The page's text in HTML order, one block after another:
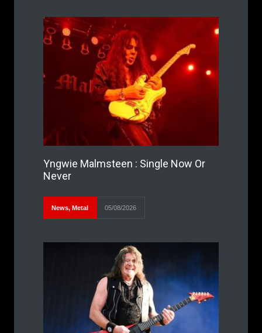
Yngwie Malmsteen : Single Now Or
Never
News, Metal 05/08/2026